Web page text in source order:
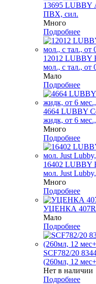
13695 LUBBY
ПВХ, сил.
Много
Подробнее
12012 LUBBY
мол., с тал., от
Мало
Подробнее
4664 LUBBY
жидк, от 6
Много
Подробнее
16402 LUBBY
мол. Just
Много
Подробнее
УЦЕНКА 407R/
Мало
Подробнее
SCF782/20
(260мл, 12
Нет в наличии
Подробнее